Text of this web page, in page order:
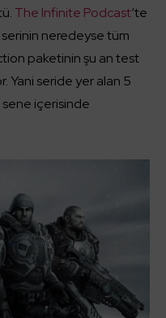
The Infinite Podcast‘te
neredeyse tüm
paketinin şu an test
Yani seride yer alan 5
içerisinde